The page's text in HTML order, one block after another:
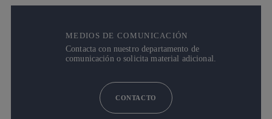
MEDIOS DE COMUNICACIÓN
Contacta con nuestro departamento de
comunicación o solicita material adicional.
CONTACTO